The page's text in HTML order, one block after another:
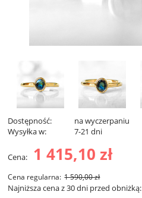
Dostępność:
na wyczerpaniu
Wysyłka w:
7-21 dni
Cena: 1 415,10 zł
Cena regularna: 1 590,00 zł
Najniższa cena z 30 dni przed obniżką: